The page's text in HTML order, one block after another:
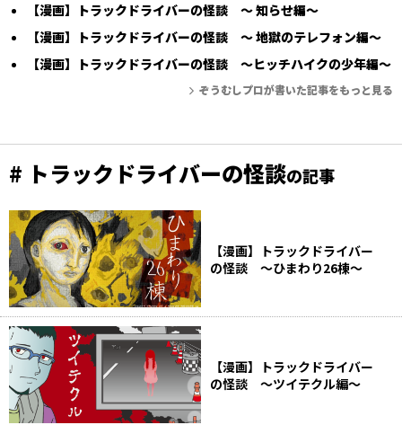
【漫画】トラックドライバーの怪談 ～ 知らせ編～
【漫画】トラックドライバーの怪談 ～ 地獄のテレフォン編～
【漫画】トラックドライバーの怪談 ～ヒッチハイクの少年編～
ぞうむしプロが書いた記事をもっと見る
# トラックドライバーの怪談の記事
【漫画】トラックドライバー
の怪談 ～ひまわり26棟～
【漫画】トラックドライバー
の怪談 ～ツイテクル編～